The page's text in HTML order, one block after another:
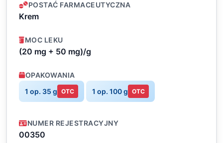
POSTAĆ FARMACEUTYCZNA
Krem
MOC LEKU
(20 mg + 50 mg)/g
OPAKOWANIA
1 op. 35 g OTC 1 op. 100 g OTC
NUMER REJESTRACYJNY
00350